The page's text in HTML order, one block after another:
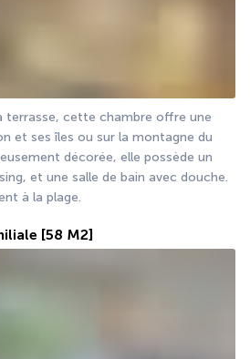
terrasse, cette chambre offre une
et ses îles ou sur la montagne du
décorée, elle possède un
et une salle de bain avec douche.
à la plage.
[58 M2]